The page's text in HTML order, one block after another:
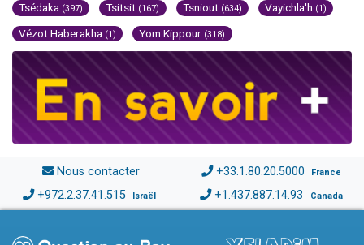
Tsédaka (397) Tsitsit (167) Tsniout (634) Vayichla'h (1)
Vézot Haberakha (1) Yom Kippour (318)
Nous contacter +33.1.80.20.5000 France
+972.2.37.41.515 Israël +1.437.887.14.93 Canada